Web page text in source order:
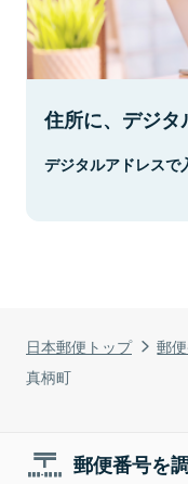
日本郵便トップ 郵
真柄町
住所に、デジタ
デジタルアドレスで
郵便番号を